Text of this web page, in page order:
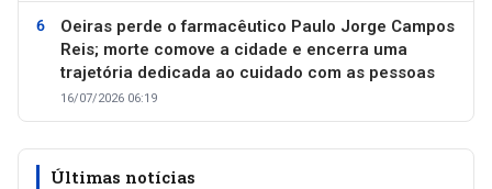
Oeiras perde o farmacêutico Paulo Jorge Campos
Reis; morte comove a cidade e encerra uma
trajetória dedicada ao cuidado com as pessoas
16/07/2026 06:19
Últimas notícias